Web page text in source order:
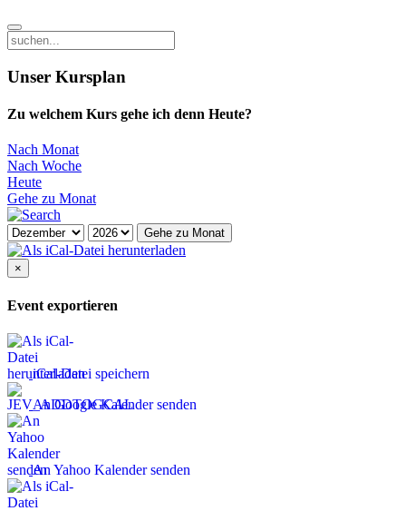
Unser Kursplan
Zu welchem Kurs gehe ich denn Heute?
Nach Monat
Nach Woche
Heute
Gehe zu Monat
Gehe zu Monat
×
Event exportieren
iCal-Datei speichern
An Google Kalender senden
An Yahoo Kalender senden